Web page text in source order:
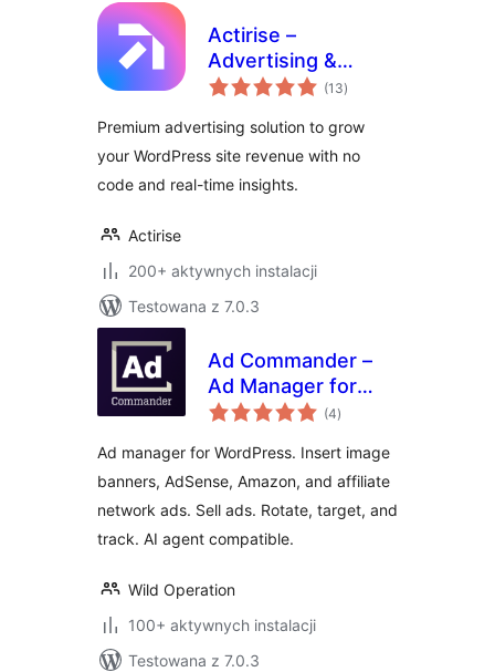
Actirise –
Advertising &
Monetization(13wszystkich
ocen
)
Premium advertising solution to grow
your WordPress site revenue with no
code and real-time insights.
Actirise
200+ aktywnych instalacji
Testowana z 7.0.3
Ad Commander –
Ad Manager for
Banners, AdSense,
(4wszystkich
ocen
)
Ad manager for WordPress. Insert image
banners, AdSense, Amazon, and affiliate
network ads. Sell ads. Rotate, target, and
track. AI agent compatible.
Wild Operation
100+ aktywnych instalacji
Testowana z 7.0.3